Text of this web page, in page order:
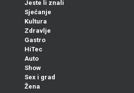
Jeste li znali
Sjećanje
Kultura
Zdravlje
Gastro
HiTec
Auto
Show
Sex i grad
Žena